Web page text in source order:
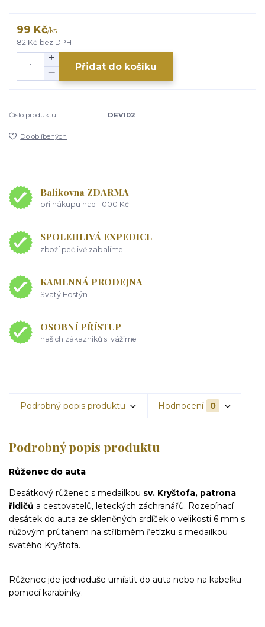
99 Kč/ks
82 Kč bez DPH
Přidat do košíku
Číslo produktu: DEV102
Do oblíbených
Balíkovna ZDARMA
při nákupu nad 1 000 Kč
SPOLEHLIVÁ EXPEDICE
zboží pečlivě zabalíme
KAMENNÁ PRODEJNA
Svatý Hostýn
OSOBNÍ PŘÍSTUP
našich zákazníků si vážíme
Podrobný popis produktu Hodnocení 0
Podrobný popis produktu
Růženec do auta
Desátkový růženec s medailkou sv. Kryštofa, patrona
řidičů a cestovatelů, leteckých záchranářů. Rozepínací
desátek do auta ze skleněných srdíček o velikosti 6 mm s
růžovým průtahem na stříbrném řetízku s medailkou
svatého Kryštofa.
Růženec jde jednoduše umístit do auta nebo na kabelku
pomocí karabinky.